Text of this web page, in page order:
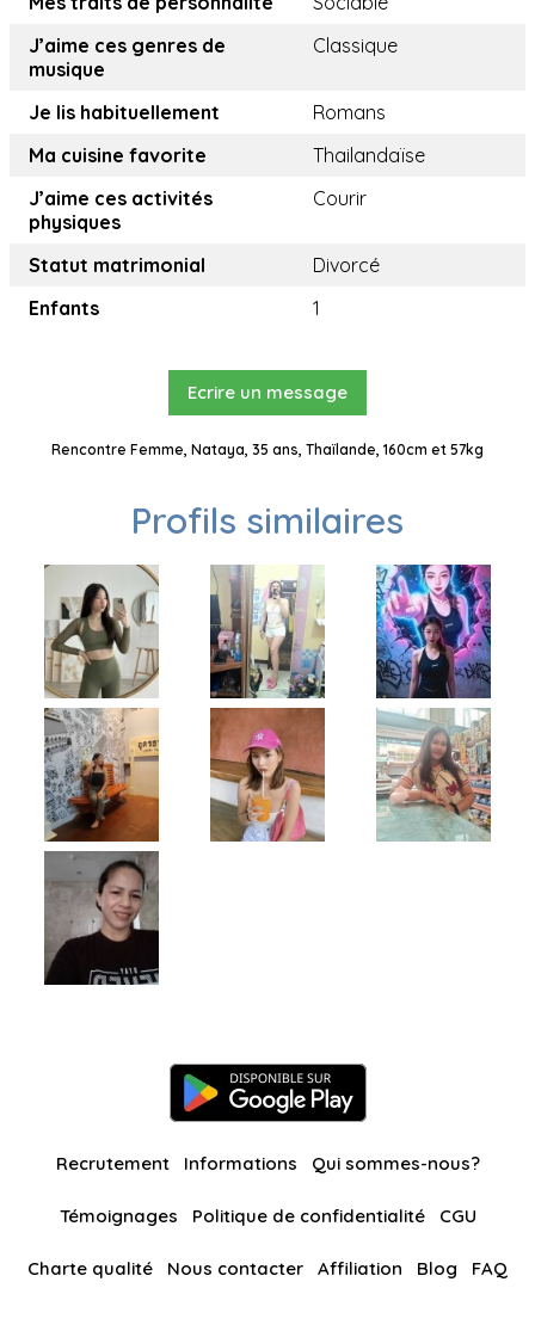
J’aime ces genres de
musique
Classique
Je lis habituellement
Romans
Ma cuisine favorite
Thailandaïse
J’aime ces activités
physiques
Courir
Statut matrimonial
Divorcé
Enfants
1
Ecrire un message
Rencontre Femme, Nataya, 35 ans, Thaïlande, 160cm et 57kg
Profils similaires
Recrutement Informations Qui sommes-nous?
Témoignages Politique de confidentialité CGU
Charte qualité Nous contacter Affiliation Blog FAQ